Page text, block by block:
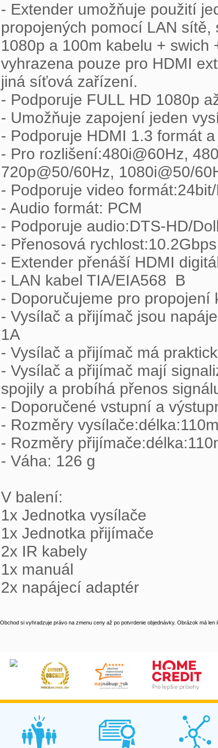
- Extender umožňuje použití
propojených pomocí LAN
1080p a 100m kabelu +
vyhrazena pouze pro HDMI
jiná síťová zařízení.
- Podporuje FULL HD 1080p
- Umožňuje zapojení jeden
- Podporuje HDMI 1.3 formát
- Pro rozlišení:480i@60Hz,
720p@50/60Hz, 1080i@50/
- Podporuje video
- Audio formát: PCM
- Podporuje audio:DTS-HD/
- Přenosová rychlost:10.2Gbps
- Extender přenáší HDMI
- LAN kabel TIA/EIA568  B
- Doporučujeme pro propojení
- Vysílač a přijímač jsou
1A
- Vysílač a přijímač má
- Vysílač a přijímač mají
spojily a probíhá přenos
- Doporučené vstupní a
- Rozměry
- Rozměry
- Váha: 126 g
V balení:
1x Jednotka vysílače
1x Jednotka přijímače
2x IR kabely
1x manuál
2x napájecí adaptér
Obchod si vyhradzuje právo na zmenu ceny až po potvrdenie objednávky. Obrázok má len